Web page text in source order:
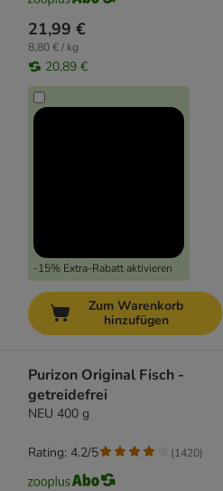
21,99 €
8,80 € / kg
20,89 €
-15% Extra-Rabatt aktivieren
Zum Warenkorb
hinzufügen
Purizon Original Fisch -
getreidefrei
NEU 400 g
Rating: 4.2/5 (1420)